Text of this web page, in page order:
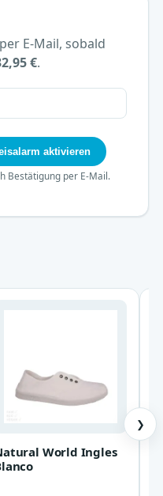
E-Mail, sobald
€.
aktivieren
Bestätigung per E-Mail.
World Ingles
❯